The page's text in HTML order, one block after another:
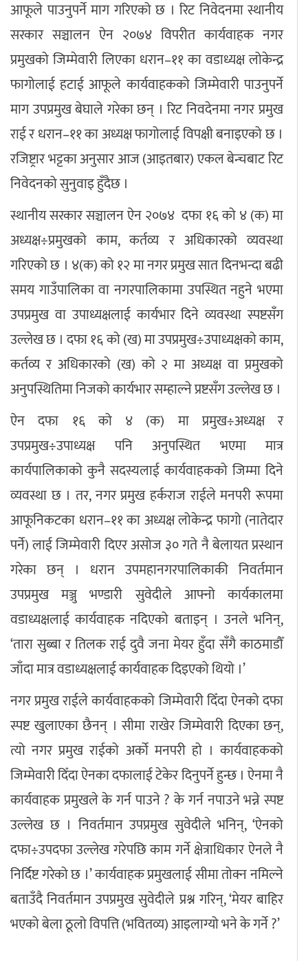
आफूले पाउनुपर्ने माग गरिएको छ । रिट निवेदनमा स्थानीय
सरकार सञ्चालन ऐन २०७४ विपरीत कार्यवाहक नगर
प्रमुखको जिम्मेवारी लिएका धरान–११ का वडाध्यक्ष लोकेन्द्र
फागोलाई हटाई आफूले कार्यवाहकको जिम्मेवारी पाउनुपर्ने
माग उपप्रमुख बेघाले गरेका छन् । रिट निवदेनमा नगर प्रमुख
राई र धरान–११ का अध्यक्ष फागोलाई विपक्षी बनाइएको छ ।
रजिष्ट्रार भट्टका अनुसार आज (आइतबार) एकल बेन्चबाट रिट
निवेदनको सुनुवाइ हुँदैछ ।
स्थानीय सरकार सञ्चालन ऐन २०७४ दफा १६ को ४ (क) मा
अध्यक्ष÷प्रमुखको काम, कर्तव्य र अधिकारको व्यवस्था
गरिएको छ । ४(क) को १२ मा नगर प्रमुख सात दिनभन्दा बढी
समय गाउँपालिका वा नगरपालिकामा उपस्थित नहुने भएमा
उपप्रमुख वा उपाध्यक्षलाई कार्यभार दिने व्यवस्था स्पष्टसँग
उल्लेख छ । दफा १६ को (ख) मा उपप्रमुख÷उपाध्यक्षको काम,
कर्तव्य र अधिकारको (ख) को २ मा अध्यक्ष वा प्रमुखको
अनुपस्थितिमा निजको कार्यभार सम्हाल्ने प्रष्टसँग उल्लेख छ ।
ऐन दफा १६ को ४ (क) मा प्रमुख÷अध्यक्ष र
उपप्रमुख÷उपाध्यक्ष पनि अनुपस्थित भएमा मात्र
कार्यपालिकाको कुनै सदस्यलाई कार्यवाहकको जिम्मा दिने
व्यवस्था छ । तर, नगर प्रमुख हर्कराज राईले मनपरी रूपमा
आफूनिकटका धरान–११ का अध्यक्ष लोकेन्द्र फागो (नातेदार
पर्ने) लाई जिम्मेवारी दिएर असोज ३० गते नै बेलायत प्रस्थान
गरेका छन् । धरान उपमहानगरपालिकाकी निवर्तमान
उपप्रमुख मञ्जु भण्डारी सुवेदीले आफ्नो कार्यकालमा
वडाध्यक्षलाई कार्यवाहक नदिएको बताइन् । उनले भनिन्,
‘तारा सुब्बा र तिलक राई दुवै जना मेयर हुँदा सँगै काठमाडौँ
जाँदा मात्र वडाध्यक्षलाई कार्यवाहक दिइएको थियो ।’
नगर प्रमुख राईले कार्यवाहकको जिम्मेवारी दिँदा ऐनको दफा
स्पष्ट खुलाएका छैनन् । सीमा राखेर जिम्मेवारी दिएका छन्,
त्यो नगर प्रमुख राईको अर्को मनपरी हो । कार्यवाहकको
जिम्मेवारी दिँदा ऐनका दफालाई टेकेर दिनुपर्ने हुन्छ । ऐनमा नै
कार्यवाहक प्रमुखले के गर्न पाउने ? के गर्न नपाउने भन्ने स्पष्ट
उल्लेख छ । निवर्तमान उपप्रमुख सुवेदीले भनिन्, ‘ऐनको
दफा÷उपदफा उल्लेख गरेपछि काम गर्ने क्षेत्राधिकार ऐनले नै
निर्दिष्ट गरेको छ ।’ कार्यवाहक प्रमुखलाई सीमा तोक्न नमिल्ने
बताउँदै निवर्तमान उपप्रमुख सुवेदीले प्रश्न गरिन्, ‘मेयर बाहिर
भएको बेला ठूलो विपत्ति (भवितव्य) आइलाग्यो भने के गर्ने ?’